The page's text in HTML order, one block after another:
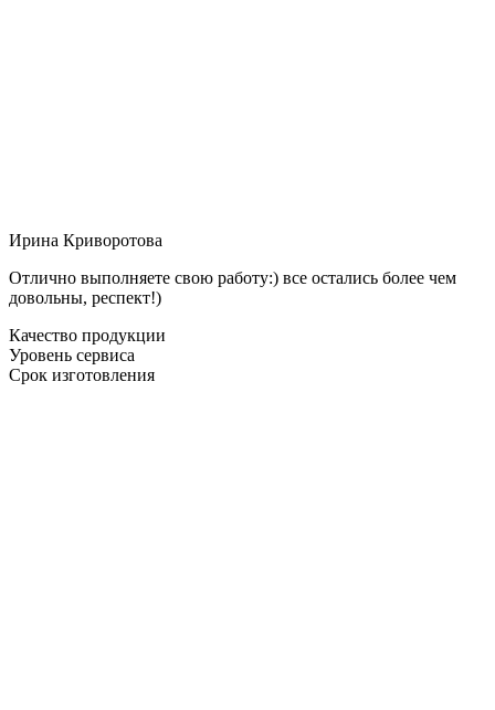
Ирина Криворотова
Отлично выполняете свою работу:) все остались более чем
довольны, респект!)
Качество продукции
Уровень сервиса
Срок изготовления